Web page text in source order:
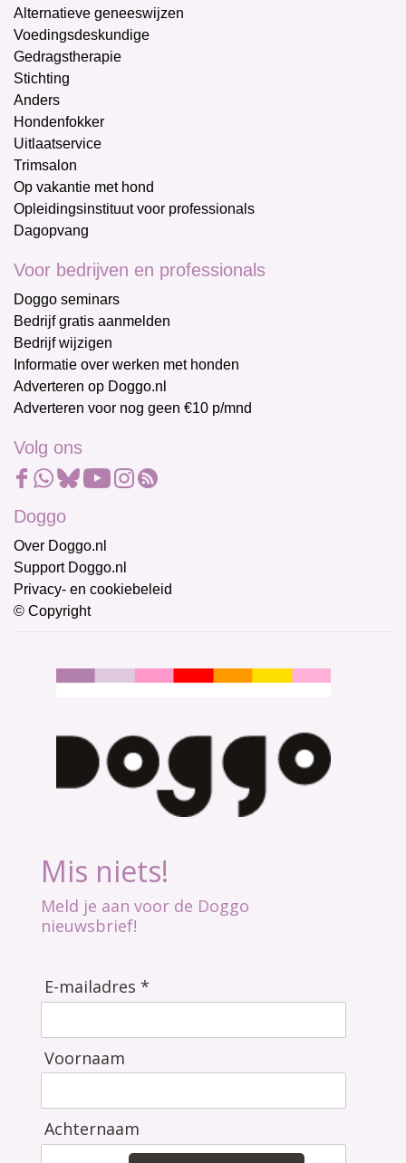
Alternatieve geneeswijzen
Voedingsdeskundige
Gedragstherapie
Stichting
Anders
Hondenfokker
Uitlaatservice
Trimsalon
Op vakantie met hond
Opleidingsinstituut voor professionals
Dagopvang
Voor bedrijven en professionals
Doggo seminars
Bedrijf gratis aanmelden
Bedrijf wijzigen
Informatie over werken met honden
Adverteren op Doggo.nl
Adverteren voor nog geen €10 p/mnd
Volg ons
Doggo
Over Doggo.nl
Support Doggo.nl
Privacy- en cookiebeleid
© Copyright
Mis niets!
Meld je aan voor de Doggo
nieuwsbrief!
E-mailadres *
Voornaam
Achternaam